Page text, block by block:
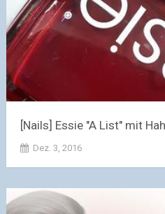
[Nails] Essie "A List" mit
Dez. 3, 2016